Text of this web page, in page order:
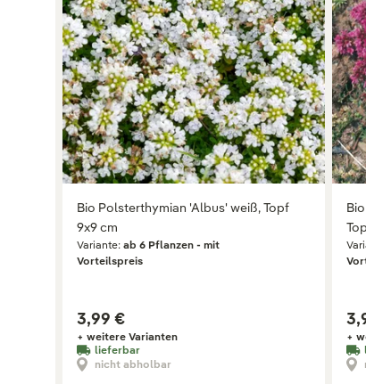
Bio Polsterthymian 'Albus' weiß, Topf
9x9 cm
Variante: ab 6 Pflanzen - mit
Vorteilspreis
3,99 €
+ weitere Varianten
lieferbar
nicht abholbar
+